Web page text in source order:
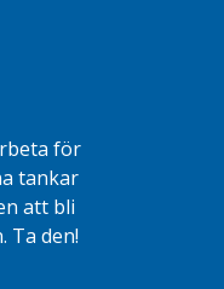
för
tankar
att bli
Ta den!